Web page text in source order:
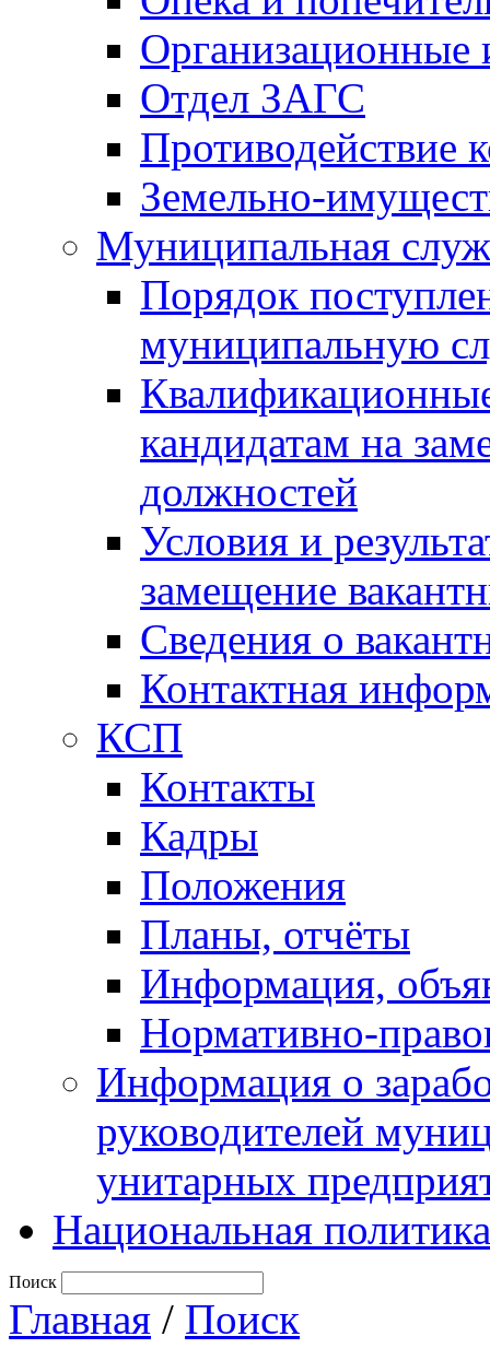
Отдел ЗАГС
Противодействие
Земельно-
Муниципальная
Порядок
муниципальную
кандидатам на
должностей
Условия и
замещение
Сведения о
Контактная
КСП
Контакты
Кадры
Положения
Планы, отчёты
Информация,
Нормативно-
Информация о
руководителей
унитарных
Национальная политика
Поиск
Главная / Поиск